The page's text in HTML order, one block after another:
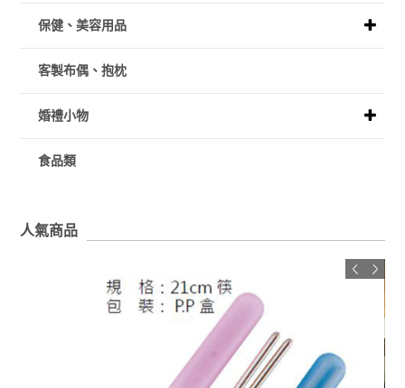
保健、美容用品
客製布偶、抱枕
婚禮小物
食品類
人氣商品